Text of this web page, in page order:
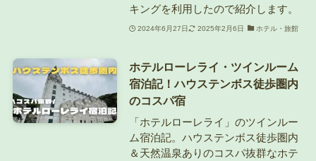
キングを利用したので紹介します。
2024年6月27日 2025年2月6日 ホテル・旅館
ホテルローレライ・ツインルーム
宿泊記！ハウステンボス徒歩圏内
のコスパ宿
「ホテルローレライ」のツインルー
ム宿泊記。ハウステンボス徒歩圏内
＆天然温泉ありのコスパ抜群なホテ